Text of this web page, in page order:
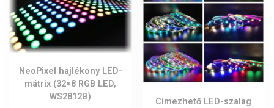
NeoPixel hajlékony LED-
mátrix (32×8 RGB LED,
WS2812B)
Címezhető LED-szalag